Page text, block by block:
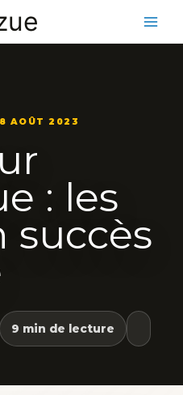
AOÛT 2023
: les
succès
9 min de lecture